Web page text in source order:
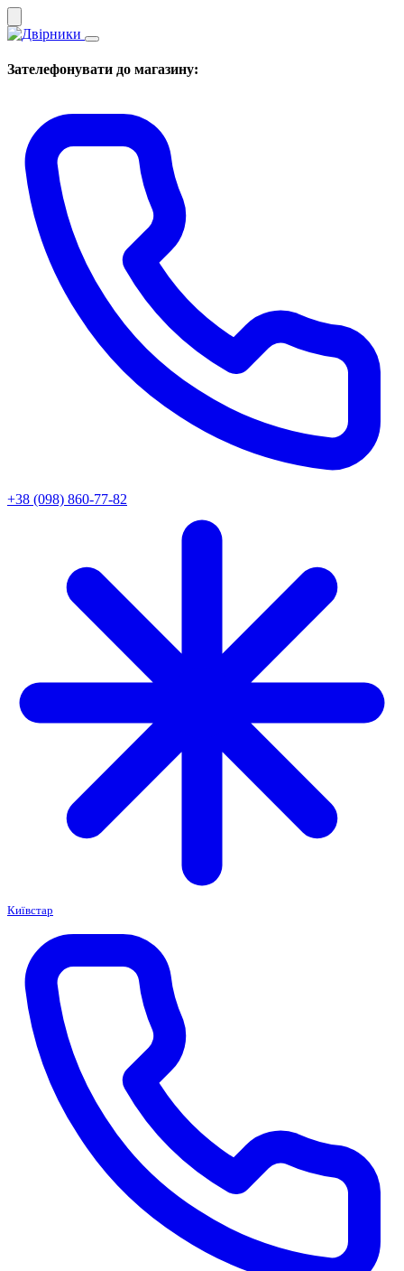
Зателефонувати до магазину:
+38 (098) 860-77-82
Київстар